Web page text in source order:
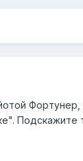
Подскажите